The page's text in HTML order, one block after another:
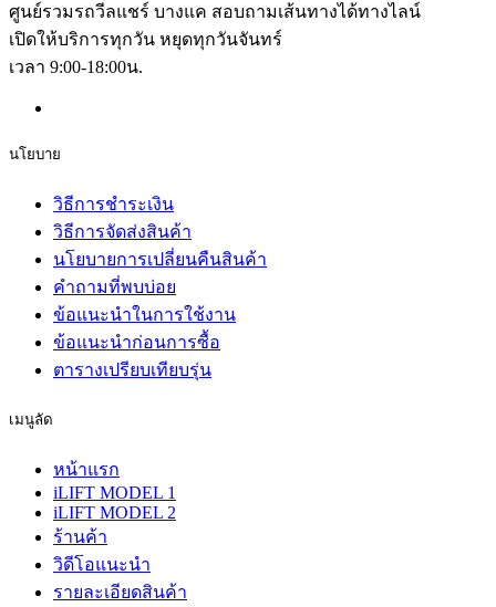
ศูนย์รวมรถวีลแชร์ บางแค สอบถามเส้นทางได้ทางไลน์
เปิดให้บริการทุกวัน หยุดทุกวันจันทร์
เวลา 9:00-18:00น.
นโยบาย
วิธีการชำระเงิน
วิธีการจัดส่งสินค้า
นโยบายการเปลี่ยนคืนสินค้า
คำถามที่พบบ่อย
ข้อแนะนำในการใช้งาน
ข้อแนะนำก่อนการซื้อ
ตารางเปรียบเทียบรุ่น
เมนูลัด
หน้าแรก
iLIFT MODEL 1
iLIFT MODEL 2
ร้านค้า
วิดีโอแนะนำ
รายละเอียดสินค้า